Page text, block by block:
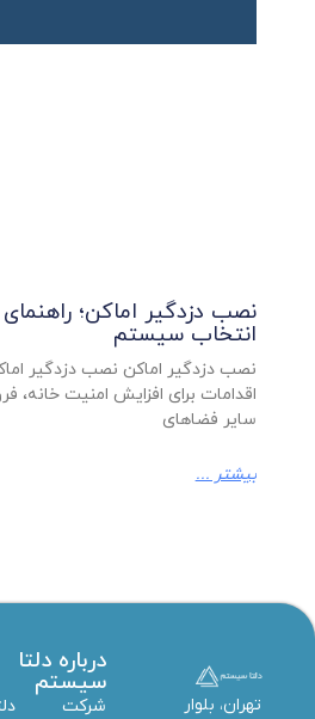
نصب دزدگیر اماکن؛
انتخاب سیستم
نصب دزدگیر اماکن نصب دزدگیر
اقدامات برای افزایش امنیت خانه،
سایر فضاهای
بیشتر ...
تهران، بلوار
درباره دلتا
سیستم
شرکت